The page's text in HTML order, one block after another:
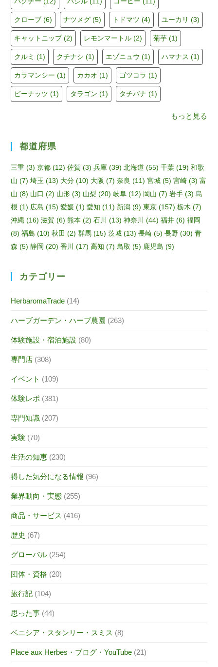
o
o
k
m
b
e
C
h
a
n
n
クローブ (6) ナツメグ (5) トドマツ (4) ユーカリ (3)
キャットニップ(2) レモンマートル (2) 菊芋 (1)
クルミ (1) クチナシ (1) エゾニュウ (1) ハマナス (1)
カラマンシー (1) カカオ (1) ゴツコラ (1)
ピーナッツ (1) タラゴン (1) タチバナ (1)
もっと見る
都道府県
三重 (3) 京都 (12) 佐賀 (3) 兵庫 (39) 北海道 (55) 千葉 (19) 和歌
山 (7) 埼玉 (13) 大分 (10) 大阪 (7) 奈良 (11) 宮城 (5) 宮崎 (3) 富
山 (8) 山口 (2) 山形 (3) 山梨 (20) 岐阜 (12) 岡山 (7) 岩手 (3) 島
根 (1) 広島 (15) 愛媛 (1) 愛知 (11) 新潟 (9) 東京 (157) 栃木 (7)
沖縄 (16) 滋賀 (6) 熊本 (2) 石川 (13) 神奈川 (44) 福井 (6) 福岡
(8) 福島 (10) 秋田 (2) 群馬 (15) 茨城 (13) 長崎 (5) 長野 (30) 青
森 (5) 静岡 (20) 香川 (17) 高知 (7) 鳥取 (5) 鹿児島 (9)
カテゴリー
HerbaromaTrade (14)
ハーブガーデン・ハーブ農園 (263)
体験施設・宿泊施設 (80)
専門店 (308)
イベント (109)
体験レポ (381)
専門知識 (207)
実験 (70)
生活の知恵 (230)
得した気分になる情報 (96)
業界動向・実態 (255)
商品・サービス (416)
歴史 (67)
グローバル (254)
団体・資格 (20)
旅行記 (104)
思った事 (44)
ベニシア・スタンリー・スミス (8)
Place aux Herbes・ブログ・YouTube (21)